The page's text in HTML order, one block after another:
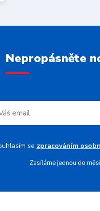
Nepropásněte
se zpracováním
Zasíláme jednou do